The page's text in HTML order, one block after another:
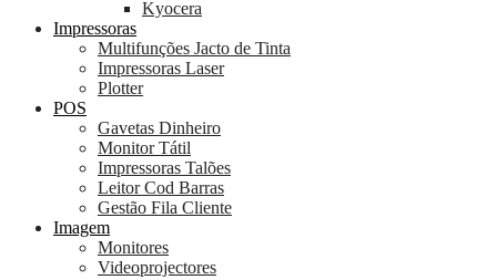
Kyocera
Impressoras
Multifunções Jacto de Tinta
Impressoras Laser
Plotter
POS
Gavetas Dinheiro
Monitor Tátil
Impressoras Talões
Leitor Cod Barras
Gestão Fila Cliente
Imagem
Monitores
Videoprojectores